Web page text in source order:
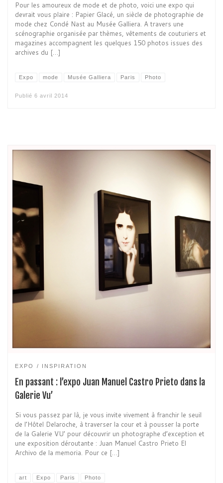
Pour les amoureux de mode et de photo, voici une expo qui
devrait vous plaire : Papier Glacé, un siècle de photographie de
mode chez Condé Nast au Musée Galliera. A travers une
scénographie organisée par thèmes, vêtements de couturiers et
magazines accompagnent les quelques 150 photos issues des
archives du […]
Expo mode Musée Galliera Paris Photo
Publié 6 avril 2014
EXPO INSPIRATION
En passant : l’expo Juan Manuel Castro Prieto dans la
Galerie Vu’
Si vous passez par là, je vous invite vivement à franchir le seuil
de l’Hôtel Delaroche, à traverser la cour et à pousser la porte
de la Galerie VU’ pour découvrir un photographe d’exception et
une exposition déroutante : Juan Manuel Castro Prieto El
Archivo de la memoria. Pour ce […]
art Expo Paris Photo